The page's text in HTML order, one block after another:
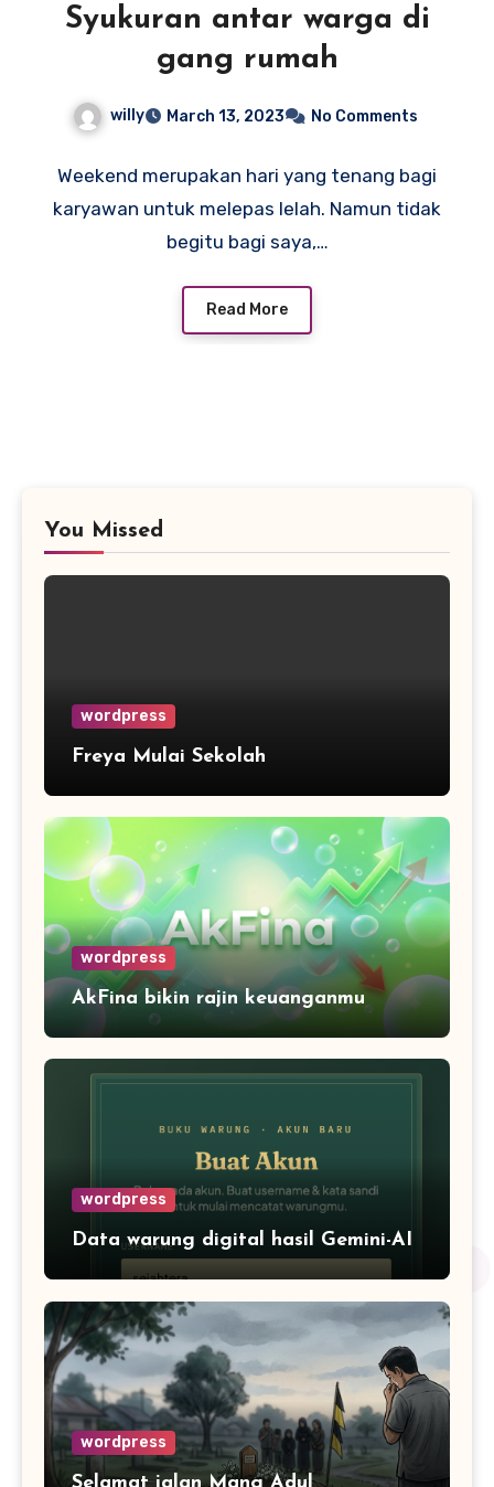
Syukuran antar warga di
gang rumah
willy March 13, 2023 No Comments
Weekend merupakan hari yang tenang bagi
karyawan untuk melepas lelah. Namun tidak
begitu bagi saya,…
Read More
You Missed
wordpress
Freya Mulai Sekolah
wordpress
AkFina bikin rajin keuanganmu
wordpress
Data warung digital hasil Gemini-AI
wordpress
Selamat jalan Mang Adul